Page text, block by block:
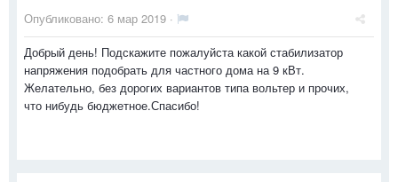
Опубликовано: 6 мар 2019 ·
Добрый день! Подскажите пожалуйста какой стабилизатор
напряжения подобрать для частного дома на 9 кВт.
Желательно, без дорогих вариантов типа вольтер и прочих,
что нибудь бюджетное.Спасибо!